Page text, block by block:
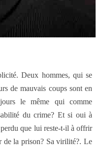
Deux hommes, qui se
de mauvais coups sont en
le même qui comme
du crime? Et si oui à
que lui reste-t-il à offrir
de la prison? Sa virilité?. Le